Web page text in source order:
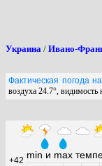
Украина / Ивано-
Фактическая погода
воздуха 24.7°, видимость
min и max
+42